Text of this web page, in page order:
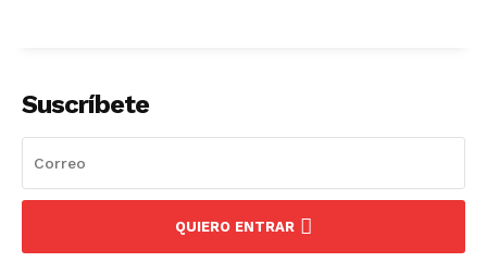
Suscríbete
QUIERO ENTRAR